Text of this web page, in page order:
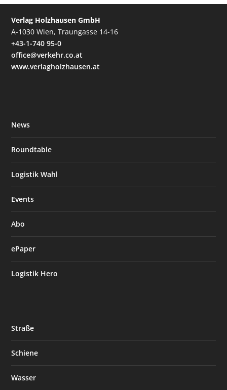
Verlag Holzhausen GmbH
A-1030 Wien, Traungasse 14-16
+43-1-740 95-0
office@verkehr.co.at
www.verlagholzhausen.at
News
Roundtable
Logistik Wahl
Events
Abo
ePaper
Logistik Hero
Straße
Schiene
Wasser